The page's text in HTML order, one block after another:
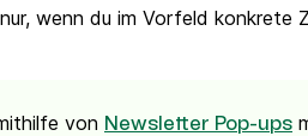
wenn du im Vorfeld konkrete
von Newsletter Pop-ups